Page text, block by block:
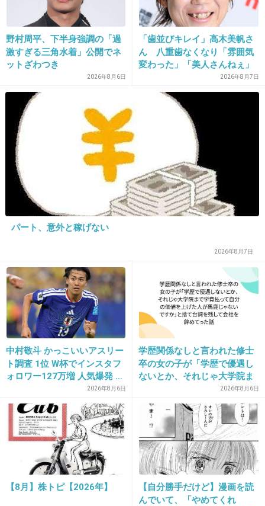
17. 匿名2012/11/23(金) 03:54:16
冬はやっぱり鍋だよね～!!豆乳鍋が好き!!
-4
18. 匿名 2012/11/23(金) 04:01:15
激辛系っ！
塩ラーメンに七味たっぷり
かけて食べる 笑
+3
冬は肉まんとかあんまんがいいね。
出典：img2.blogs.yahoo.co.jp
+8
20. 匿名2012/11/23(金) 08:20:28
こたつに入りながら
生チョコが食べたいな。
+3 -1
21. 匿名2012/11/23(金) 09:20:57
こたつで雪見だいふく。
野村周平、下半身強調の「過
激すぎる三角水着」公開でネ
ットざわつき
2026年8月6日
「歯並びキレイ」高木美帆さ
ん 八重歯なくなり「雰囲気
変わった」「美人さんねぇ」
「歯列矯正してるんや」2026年8月7日
パート、意外と稼げない
2026年8月7日
中村敬斗 かっこいいアスリー
ト調査 1位 W杯でインスタフ
ォロワー127万増 人気爆発 …
2位 高橋藍 3位 大谷翔平2026年8月6日
学歴関係なしと言われた修士
卒の女の子が「学歴で優遇し
ないとか、それじゃ大学院ま
で学費払って自分の価値を上
げた人が馬鹿じゃないです
か」と捨て台詞を残し会社を
辞めてった
2026年8月6日
【8月】株トピ【2026年】
【自分勝手だけど】漫画を読
んでいて、「やめてくれ